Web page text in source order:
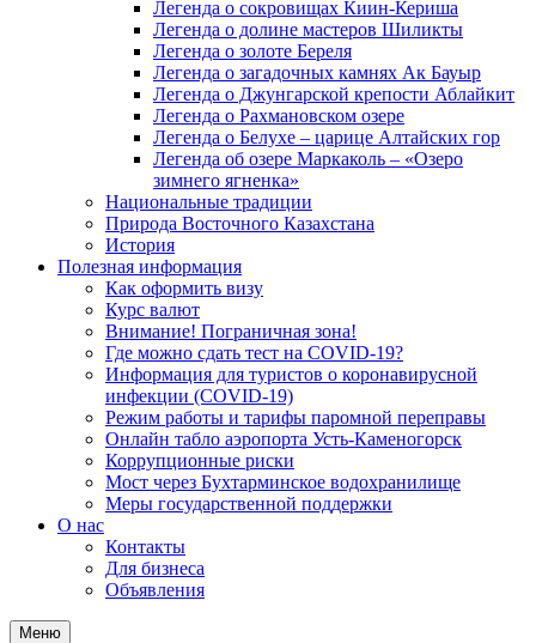
Легенда о сокровищах Киин-Кериша
Легенда о долине мастеров Шиликты
Легенда о золоте Береля
Легенда о загадочных камнях Ак Бауыр
Легенда о Джунгарской крепости Аблайкит
Легенда о Рахмановском озере
Легенда о Белухе – царице Алтайских гор
Легенда об озере Маркаколь – «Озеро
зимнего ягненка»
Национальные традиции
Природа Восточного Казахстана
История
Полезная информация
Как оформить визу
Курс валют
Внимание! Пограничная зона!
Где можно сдать тест на COVID-19?
Информация для туристов о коронавирусной
инфекции (COVID-19)
Режим работы и тарифы паромной переправы
Онлайн табло аэропорта Усть-Каменогорск
Коррупционные риски
Мост через Бухтарминское водохранилище
Меры государственной поддержки
О нас
Контакты
Для бизнеса
Объявления
Меню